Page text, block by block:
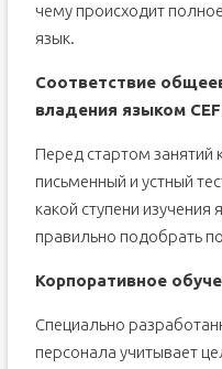
чему происходит
язык.
Соответствие
владения языком
Перед стартом занятий
письменный и устный
какой ступени изучения
правильно подобрать
Корпоративное
Специально
персонала учитывает